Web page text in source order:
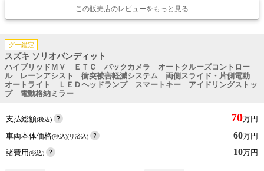
この販売店のレビューをもっと見る
グー鑑定
スズキ ソリオバンディット
ハイブリッドＭＶ ＥＴＣ バックカメラ オートクルーズコントロー
ル レーンアシスト 衝突被害軽減システム 両側スライド・片側電動
オートライト ＬＥＤヘッドランプ スマートキー アイドリングストッ
プ 電動格納ミラー
支払総額(税込) 70万円
車両本体価格(税込)(リ済込) 60万円
諸費用(税込) 10万円